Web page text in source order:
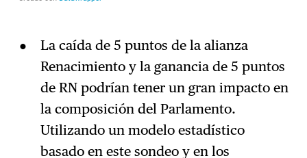
La caída de 5 puntos de la alianza
Renacimiento y la ganancia de 5 puntos
de RN podrían tener un gran impacto en
la composición del Parlamento.
Utilizando un modelo estadístico
basado en este sondeo y en los